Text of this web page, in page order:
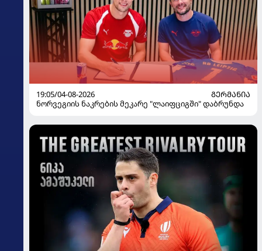
19:05/04-08-2026
ᲒᲔᲠᲛᲐᲜᲘᲐ
ნორვეგიის ნაკრების მეკარე "ლაიფციგში" დაბრუნდა